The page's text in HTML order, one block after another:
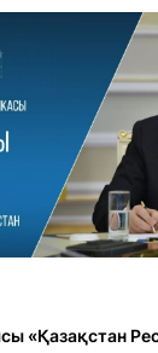
«Қазақстан